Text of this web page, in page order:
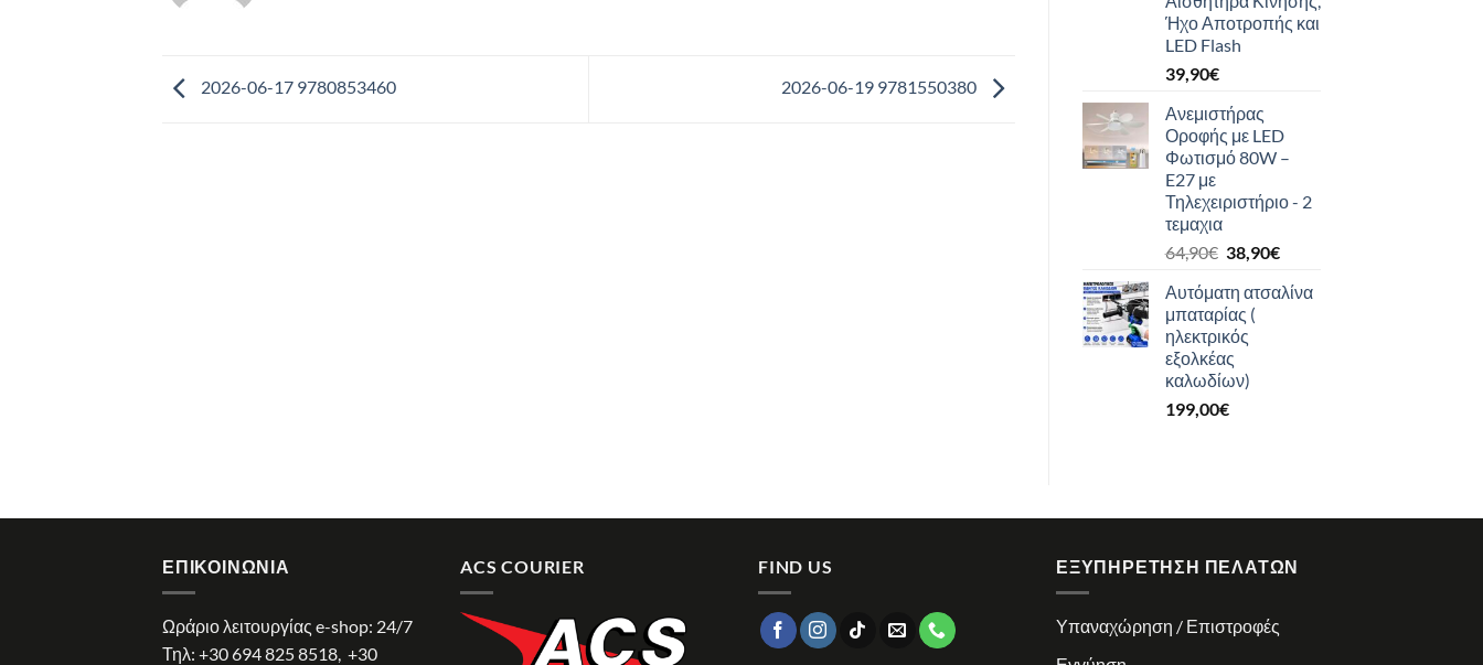
2026-06-17 9780853460 2026-06-19 9781550380
Ήχο Αποτροπής και
LED Flash
39,90€
Ανεμιστήρας
Οροφής με LED
Φωτισμό 80W –
E27 με
Τηλεχειριστήριο - 2
τεμαχια
64,90€ Original
was:
64,90€.
38,90€Η
τιμή
Αυτόματη ατσαλίνα
μπαταρίας (
ηλεκτρικός
εξολκέας
καλωδίων)
199,00€
ΕΠΙΚΟΙΝΩΝΊΑ
Ωράριο λειτουργίας e-shop: 24/7
Τηλ: +30 694 825 8518, +30
ACS COURIER FIND US ΕΞΥΠΗΡΈΤΗΣΗ ΠΕΛΑΤΏΝ
Υπαναχώρηση / Επιστροφές